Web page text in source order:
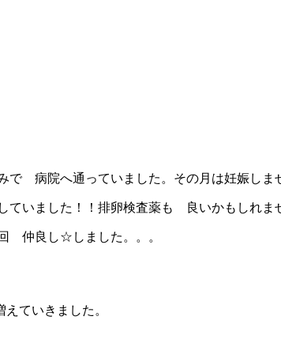
病院へ通っていました。その月は妊娠しま
ていました！！排卵検査薬も 良いかもしれま
仲良し☆しました。。。
ていきました。